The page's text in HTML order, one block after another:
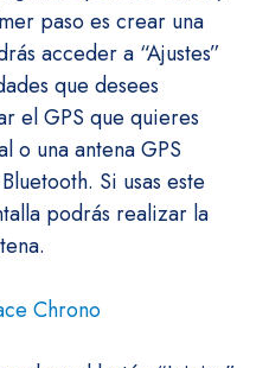
paso es crear una
acceder a “Ajustes”
que desees
el GPS que quieres
o una antena GPS
Si usas este
podrás realizar la